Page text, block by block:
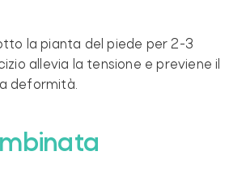
la pianta del piede per 2-3
allevia la tensione e previene il
deformità.